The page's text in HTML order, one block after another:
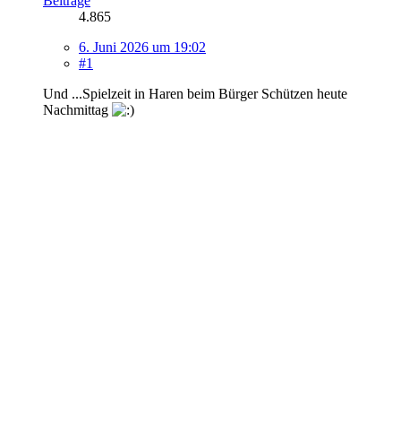
4.865
6. Juni 2026 um 19:02
#1
Und ...Spielzeit in Haren beim Bürger Schützen heute
Nachmittag